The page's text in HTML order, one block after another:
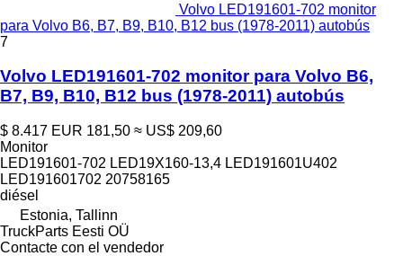
Volvo LED191601-702 monitor
para Volvo B6, B7, B9, B10, B12 bus (1978-2011) autobús
7
Volvo LED191601-702 monitor para Volvo B6,
B7, B9, B10, B12 bus (1978-2011) autobús
$ 8.417 EUR 181,50 ≈ US$ 209,60
Monitor
LED191601-702 LED19X160-13,4 LED191601U402
LED191601702 20758165
diésel
Estonia, Tallinn
TruckParts Eesti OÜ
Contacte con el vendedor